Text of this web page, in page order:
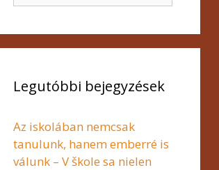
Legutóbbi bejegyzések
Az iskolában nemcsak
tanulunk, hanem emberré is
válunk – V škole sa nielen